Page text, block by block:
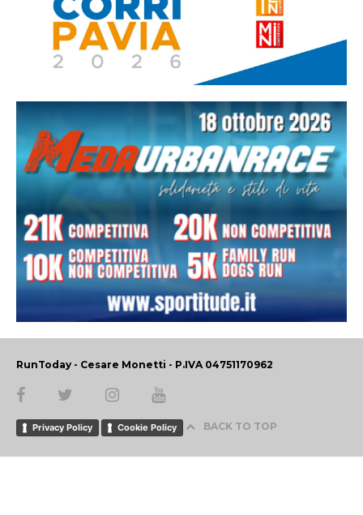
RunToday - Cesare Monetti - P.IVA 04751170962
Privacy Policy Cookie Policy BACK TO TOP